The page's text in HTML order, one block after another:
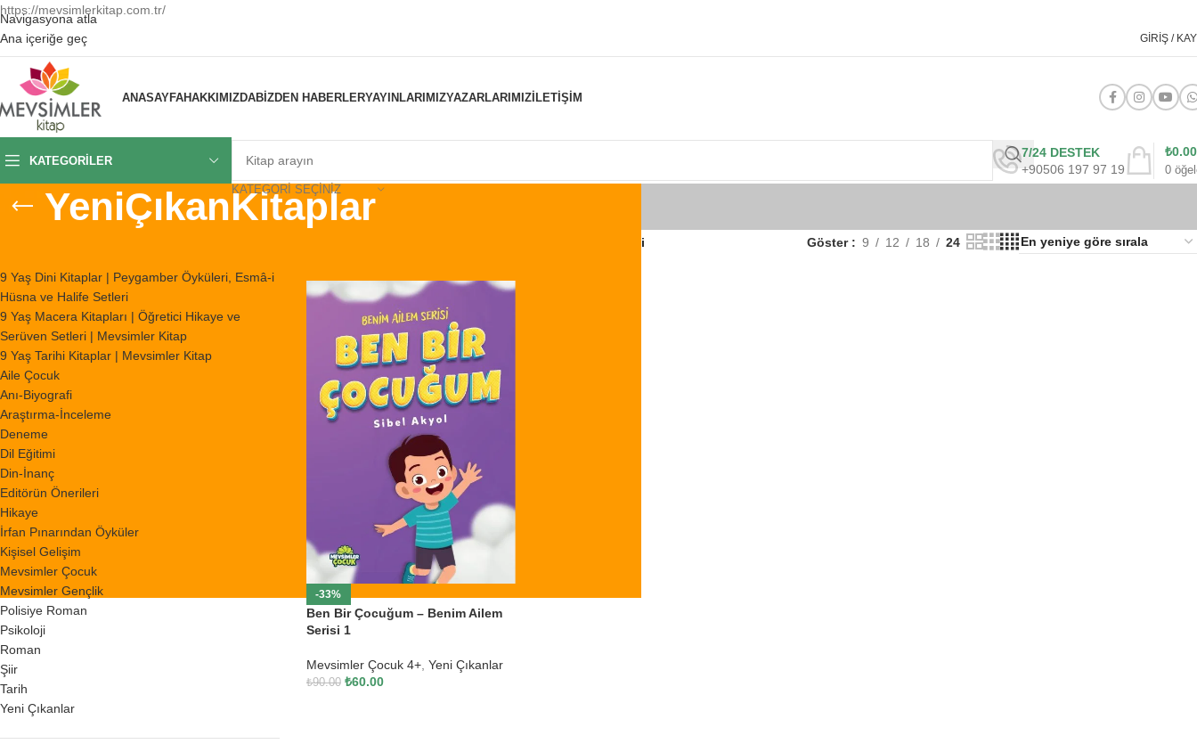
https://mevsimlerkitap.com.tr/
Navigasyona atla
Ana içeriğe geç
GIRIŞ /
ANASAYFAHAKKIMIZDABIZDEN HABERLERYAYINLARIMIZYAZARLARIMIZİLETIŞIM
KATEGORILER
KATEGORI SEÇINIZ
7/24 DESTEK
+90506 197 97 19
0
₺0.00
YeniÇıkanKitaplar
9 Yaş Dini Kitaplar | Peygamber Öyküleri, Esmâ-i
Hüsna ve Halife Setleri
9 Yaş Macera Kitapları | Öğretici Hikaye ve
Serüven Setleri | Mevsimler Kitap
9 Yaş Tarihi Kitaplar | Mevsimler Kitap
Aile Çocuk
Anı-Biyografi
Araştırma-İnceleme
Deneme
Dil Eğitimi
Din-İnanç
Editörün Önerileri
Hikaye
İrfan Pınarından Öyküler
Kişisel Gelişim
Mevsimler Çocuk
Mevsimler Gençlik
Polisiye Roman
Psikoloji
Roman
Şiir
Tarih
Yeni Çıkanlar
Ürünler “YeniÇıkanKitaplar” olarak etiketlendi Göster 9 12 18 24
-33%
Ben Bir Çocuğum – Benim Ailem
Serisi 1
Mevsimler Çocuk 4+, Yeni Çıkanlar
₺90.00 ₺60.00